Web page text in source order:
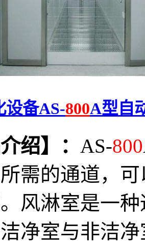
设备AS-800A型自
绍】： AS-800
需的通道，
风淋室是一
净室与非洁